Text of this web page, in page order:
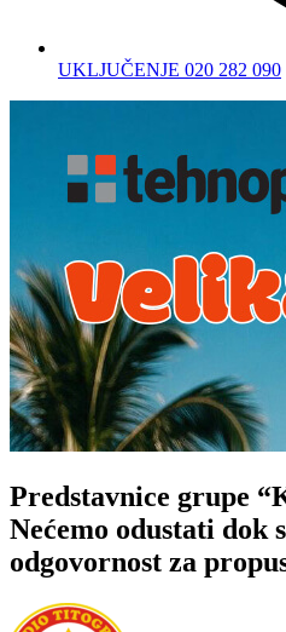
UKLJUČENJE 020 282 090
Predstavnice grupe
Nećemo odustati dok
odgovornost za